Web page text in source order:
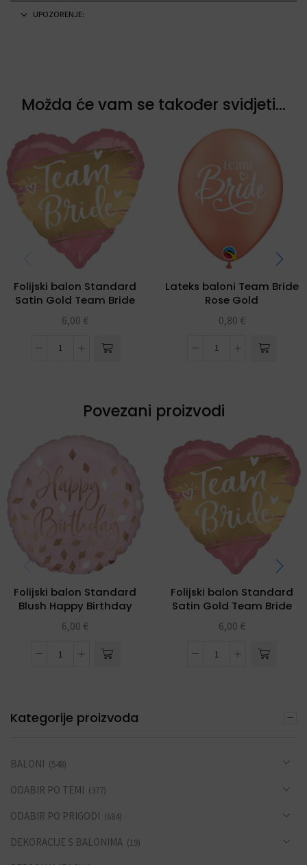
UPOZORENJE:
Možda će vam se također svidjeti...
Folijski balon Standard
Satin Gold Team Bride
6,00 €
Lateks baloni Team Bride
Rose Gold
0,80 €
Povezani proizvodi
Folijski balon Standard
Blush Happy Birthday
6,00 €
Folijski balon Standard
Satin Gold Team Bride
6,00 €
Kategorije proizvoda
BALONI (548)
ODABIR PO TEMI (377)
ODABIR PO PRIGODI (684)
DEKORACIJE S BALONIMA (19)